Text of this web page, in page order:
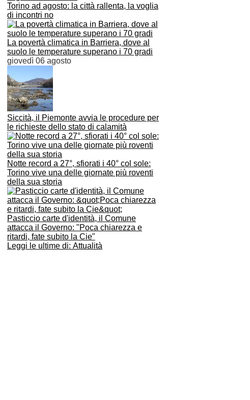
Torino ad agosto: la città rallenta, la voglia
di incontri no
La povertà climatica in Barriera, dove al
suolo le temperature superano i 70 gradi
giovedì 06 agosto
Siccità, il Piemonte avvia le procedure per
le richieste dello stato di calamità
Notte record a 27°, sfiorati i 40° col sole:
Torino vive una delle giornate più roventi
della sua storia
Pasticcio carte d'identità, il Comune
attacca il Governo: "Poca chiarezza e
ritardi, fate subito la Cie"
Leggi le ultime di: Attualità